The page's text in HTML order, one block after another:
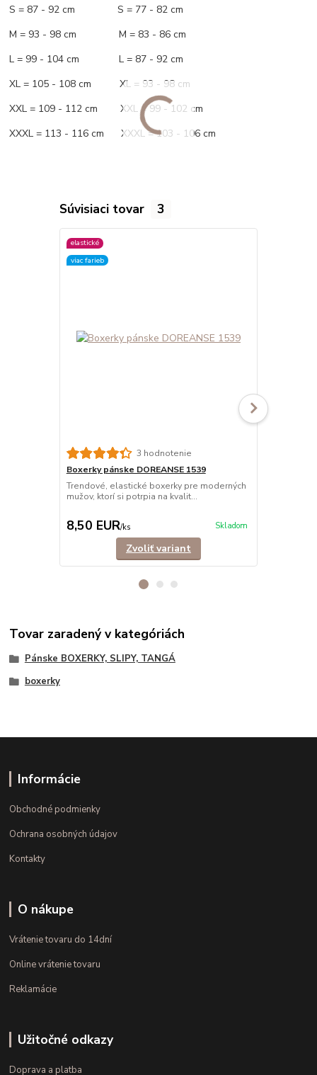
S = 87 - 92 cm S = 77 - 82 cm
M = 93 - 98 cm M = 83 - 86 cm
L = 99 - 104 cm L = 87 - 92 cm
XL = 105 - 108 cm XL = 93 - 98 cm
XXL = 109 - 112 cm XXL = 99 - 102 cm
XXXL = 113 - 116 cm XXXL = 103 - 106 cm
Súvisiaci tovar 3
elastické
viac farieb
3 hodnotenie
Boxerky pánske DOREANSE 1539
Trendové, elastické boxerky pre moderných
mužov, ktorí si potrpia na kvalit...
8,50 EUR/ks Skladom
Zvoliť variant
Tovar zaradený v kategóriách
Pánske BOXERKY, SLIPY, TANGÁ
boxerky
Informácie
Obchodné podmienky
Ochrana osobných údajov
Kontakty
O nákupe
Vrátenie tovaru do 14dní
Online vrátenie tovaru
Reklamácie
Užitočné odkazy
Doprava a platba